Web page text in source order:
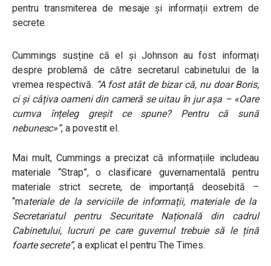
pentru transmiterea de mesaje și informații extrem de
secrete.
Cummings susține că el și Johnson au fost informați
despre problemă de către secretarul cabinetului de la
vremea respectivă. “A fost atât de bizar că, nu doar Boris,
ci și câțiva oameni din cameră se uitau în jur așa – «Oare
cumva înțeleg greșit ce spune? Pentru că sună
nebunesc»”, a povestit el.
Mai mult, Cummings a precizat că informațiile includeau
materiale “Strap”, o clasificare guvernamentală pentru
materiale strict secrete, de importanță deosebită –
“materiale de la serviciile de informații, materiale de la
Secretariatul pentru Securitate Națională din cadrul
Cabinetului, lucruri pe care guvernul trebuie să le țină
foarte secrete”, a explicat el pentru The Times.